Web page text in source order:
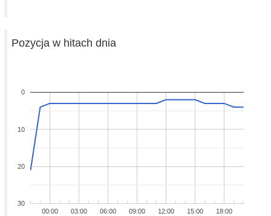
Pozycja w hitach dnia
00:00 03:00 06:00 09:00 12:00 15:00 18:00
0
10
20
30